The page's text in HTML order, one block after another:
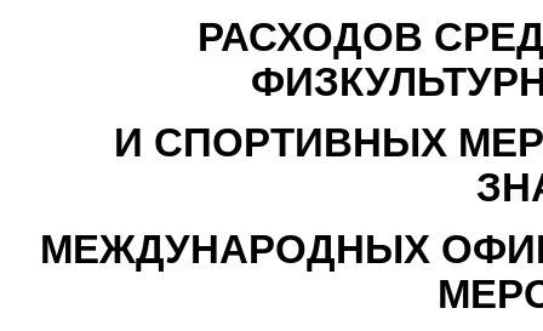
РАСХОДОВ
И СПОРТИВНЫХ
МЕЖДУНАРОДНЫХ